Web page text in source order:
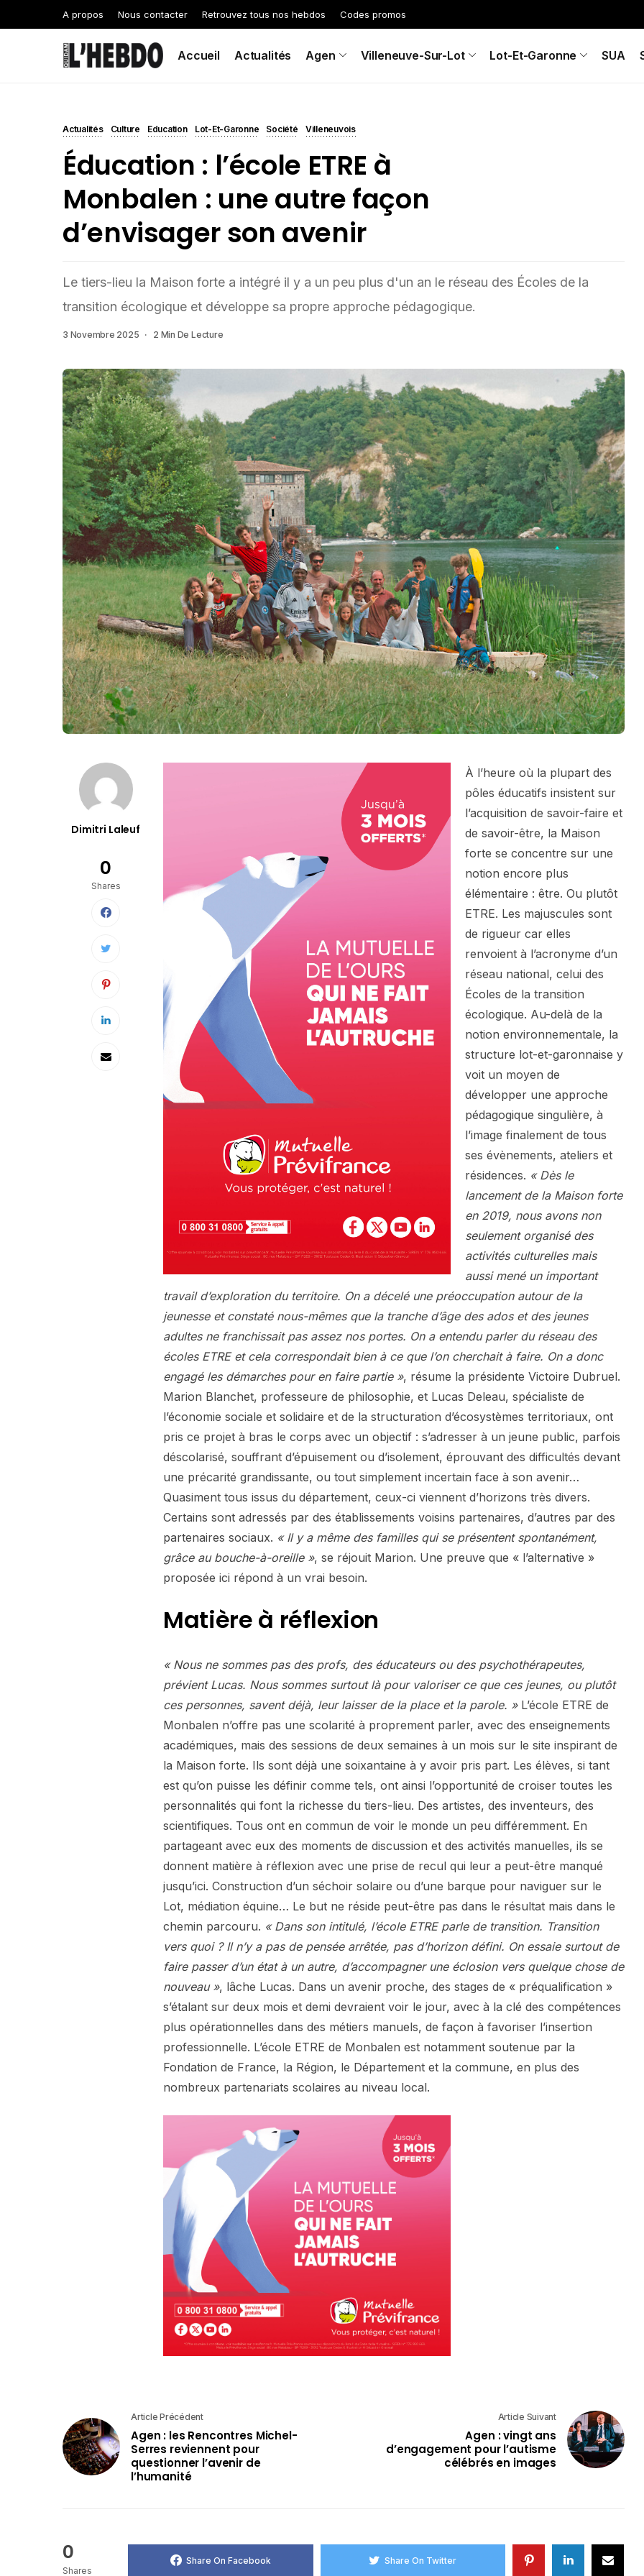
A propos Nous contacter Retrouvez tous nos hebdos Codes promos
Accueil Actualités Agen Villeneuve-Sur-Lot Lot-Et-Garonne SUA
Actualités Culture Education Lot-Et-Garonne Société Villeneuvois
Éducation : l’école ETRE à
Monbalen : une autre façon
d’envisager son avenir
Le tiers-lieu la Maison forte a intégré il y a un peu plus d'un an le réseau des Écoles de la
transition écologique et développe sa propre approche pédagogique.
3 Novembre 2025 2 Min De Lecture
Dimitri Laleuf
0
Shares
À l’heure où la plupart des
pôles éducatifs insistent sur
l’acquisition de savoir-faire et
de savoir-être, la Maison
forte se concentre sur une
notion encore plus
élémentaire : être. Ou plutôt
ETRE. Les majuscules sont
de rigueur car elles
renvoient à l’acronyme d’un
réseau national, celui des
Écoles de la transition
écologique. Au-delà de la
notion environnementale, la
structure lot-et-garonnaise y
voit un moyen de
développer une approche
pédagogique singulière, à
l’image finalement de tous
ses évènements, ateliers et
résidences. « Dès le
lancement de la Maison forte
en 2019, nous avons non
seulement organisé des
activités culturelles mais
aussi mené un important
travail d’exploration du territoire. On a décelé une préoccupation autour de la
jeunesse et constaté nous-mêmes que la tranche d’âge des ados et des jeunes
adultes ne franchissait pas assez nos portes. On a entendu parler du réseau des
écoles ETRE et cela correspondait bien à ce que l’on cherchait à faire. On a donc
engagé les démarches pour en faire partie », résume la présidente Victoire Dubruel.
Marion Blanchet, professeure de philosophie, et Lucas Deleau, spécialiste de
l’économie sociale et solidaire et de la structuration d’écosystèmes territoriaux, ont
pris ce projet à bras le corps avec un objectif : s’adresser à un jeune public, parfois
déscolarisé, souffrant d’épuisement ou d’isolement, éprouvant des difficultés devant
une précarité grandissante, ou tout simplement incertain face à son avenir…
Quasiment tous issus du département, ceux-ci viennent d’horizons très divers.
Certains sont adressés par des établissements voisins partenaires, d’autres par des
partenaires sociaux. « Il y a même des familles qui se présentent spontanément,
grâce au bouche-à-oreille », se réjouit Marion. Une preuve que « l’alternative »
proposée ici répond à un vrai besoin.
Matière à réflexion
« Nous ne sommes pas des profs, des éducateurs ou des psychothérapeutes,
prévient Lucas. Nous sommes surtout là pour valoriser ce que ces jeunes, ou plutôt
ces personnes, savent déjà, leur laisser de la place et la parole. » L’école ETRE de
Monbalen n’offre pas une scolarité à proprement parler, avec des enseignements
académiques, mais des sessions de deux semaines à un mois sur le site inspirant de
la Maison forte. Ils sont déjà une soixantaine à y avoir pris part. Les élèves, si tant
est qu’on puisse les définir comme tels, ont ainsi l’opportunité de croiser toutes les
personnalités qui font la richesse du tiers-lieu. Des artistes, des inventeurs, des
scientifiques. Tous ont en commun de voir le monde un peu différemment. En
partageant avec eux des moments de discussion et des activités manuelles, ils se
donnent matière à réflexion avec une prise de recul qui leur a peut-être manqué
jusqu’ici. Construction d’un séchoir solaire ou d’une barque pour naviguer sur le
Lot, médiation équine… Le but ne réside peut-être pas dans le résultat mais dans le
chemin parcouru. « Dans son intitulé, l’école ETRE parle de transition. Transition
vers quoi ? Il n’y a pas de pensée arrêtée, pas d’horizon défini. On essaie surtout de
faire passer d’un état à un autre, d’accompagner une éclosion vers quelque chose de
nouveau », lâche Lucas. Dans un avenir proche, des stages de « préqualification »
s’étalant sur deux mois et demi devraient voir le jour, avec à la clé des compétences
plus opérationnelles dans des métiers manuels, de façon à favoriser l’insertion
professionnelle. L’école ETRE de Monbalen est notamment soutenue par la
Fondation de France, la Région, le Département et la commune, en plus des
nombreux partenariats scolaires au niveau local.
Article Précédent
Agen : les Rencontres Michel-
Serres reviennent pour
questionner l’avenir de
l’humanité
Article Suivant
Agen : vingt ans
d’engagement pour l’autisme
célébrés en images
0
Shares
Share On Facebook Share On Twitter